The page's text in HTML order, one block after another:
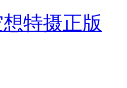
特摄正版